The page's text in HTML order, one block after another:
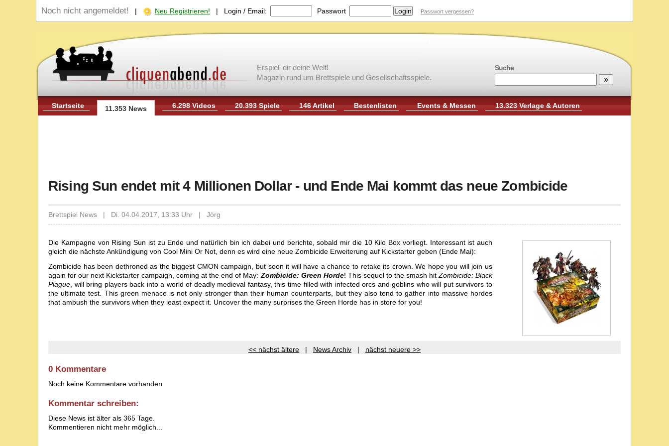
Noch nicht angemeldet! | Neu Registrieren! | Login / Email: Passwort Passwort vergessen?
Suche
Erspiel' dir deine Welt!
Magazin rund um Brettspiele und Gesellschaftsspiele.
Startseite 11.353 News 6.298 Videos 20.393 Spiele 146 Artikel Bestenlisten Events & Messen 13.323 Verlage & Autoren
Rising Sun endet mit 4 Millionen Dollar - und Ende Mai kommt das neue Zombicide
Brettspiel News | Di. 04.04.2017, 13:33 Uhr | Jörg
Die Kampagne von Rising Sun ist zu Ende und natürlich bin ich dabei und berichte, sobald mir die 10 Kilo Box vorliegt. Interessant ist auch
gleich die nächste Ankündigung von Cool Mini Or Not, denn es wird eine neue Zombicide Erweiterung auf Kickstarter geben (Ende Mai):
Zombicide has been dethroned as the biggest CMON campaign, but soon it will have a chance to retake its crown. We hope you will join us
again for our next Kickstarter campaign, coming at the end of May: Zombicide: Green Horde! This sequel to the smash hit Zombicide: Black
Plague , will bring players back into a world of deadly medieval fantasy, this time filled with infected orcs and goblins who will put survivors to
the ultimate test. This green menace is not only stronger than their human counterparts, but they also tend to gather into massive hordes
that ambush the survivors when they least expect it. Uncover the many surprises the Green Horde has in store for you!
<< nächst ältere | News Archiv | nächst neuere >>
0 Kommentare
Noch keine Kommentare vorhanden
Kommentar schreiben:
Diese News ist älter als 365 Tage.
Kommentieren nicht mehr möglich...